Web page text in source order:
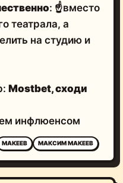
: ☝️вместо
театрала, а
на студию и
Mostbet, сходи
инфлюенсом
МАКЕЕВ МАКСИМ МАКЕЕВ